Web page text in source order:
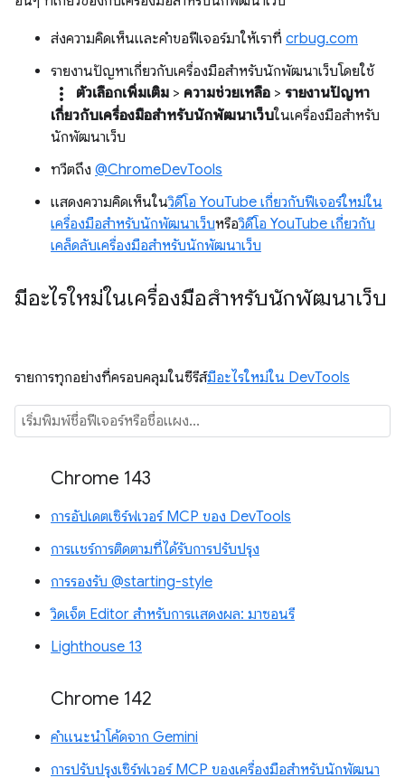
ส่งความคิดเห็นและคำขอฟีเจอร์มาให้เราที่ crbug.com
รายงานปัญหาเกี่ยวกับเครื่องมือสำหรับนักพัฒนาเว็บโดยใช้
more_vert ตัวเลือกเพิ่มเติม > ความช่วยเหลือ > รายงานปัญหา
เกี่ยวกับเครื่องมือสำหรับนักพัฒนาเว็บในเครื่องมือสำหรับ
นักพัฒนาเว็บ
ทวีตถึง @ChromeDevTools
แสดงความคิดเห็นในวิดีโอ YouTube เกี่ยวกับฟีเจอร์ใหม่ใน
เครื่องมือสำหรับนักพัฒนาเว็บหรือวิดีโอ YouTube เกี่ยวกับ
เคล็ดลับเครื่องมือสำหรับนักพัฒนาเว็บ
มีอะไรใหม่ในเครื่องมือสำหรับนักพัฒนาเว็บ
รายการทุกอย่างที่ครอบคลุมในซีรีส์มีอะไรใหม่ใน DevTools
Chrome 143
การอัปเดตเซิร์ฟเวอร์ MCP ของ DevTools
การแชร์การติดตามที่ได้รับการปรับปรุง
การรองรับ @starting-style
วิดเจ็ต Editor สำหรับการแสดงผล: มาซอนรี
Lighthouse 13
Chrome 142
คำแนะนำโค้ดจาก Gemini
การปรับปรุงเซิร์ฟเวอร์ MCP ของเครื่องมือสำหรับนักพัฒนา